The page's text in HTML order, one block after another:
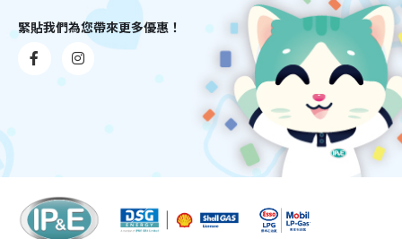
緊貼我們為您帶來更多優惠！